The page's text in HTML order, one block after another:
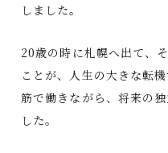
しました。
20歳の時に札幌へ出て、
ことが、人生の大きな転
筋で働きながら、将来の
した。